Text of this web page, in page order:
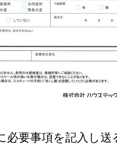
必要事項を記入し送